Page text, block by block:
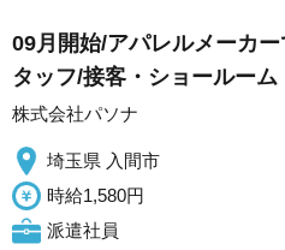
09月開始/アパレルメーカ
タッフ/接客・ショールー
株式会社パソナ
埼玉県 入間市
時給1,580円
派遣社員